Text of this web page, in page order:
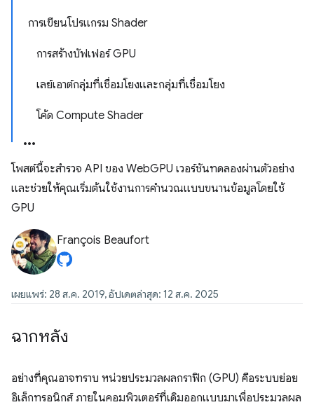
การเขียนโปรแกรม Shader
การสร้างบัฟเฟอร์ GPU
เลย์เอาต์กลุ่มที่เชื่อมโยงและกลุ่มที่เชื่อมโยง
โค้ด Compute Shader
โพสต์นี้จะสำรวจ API ของ WebGPU เวอร์ชันทดลองผ่านตัวอย่าง
และช่วยให้คุณเริ่มต้นใช้งานการคำนวณแบบขนานข้อมูลโดยใช้
GPU
François Beaufort
เผยแพร่: 28 ส.ค. 2019, อัปเดตล่าสุด: 12 ส.ค. 2025
ฉากหลัง
อย่างที่คุณอาจทราบ หน่วยประมวลผลกราฟิก (GPU) คือระบบย่อย
อิเล็กทรอนิกส์ ภายในคอมพิวเตอร์ที่เดิมออกแบบมาเพื่อประมวลผล